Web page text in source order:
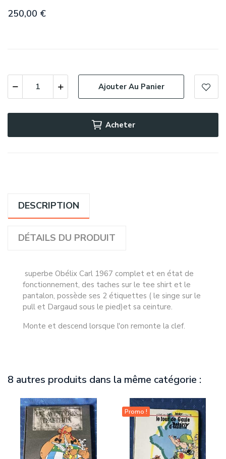
250,00 €
Ajouter Au Panier
Acheter
DESCRIPTION
DÉTAILS DU PRODUIT
superbe Obélix Carl 1967 complet et en état de
fonctionnement, des taches sur le tee shirt et le
pantalon, possède ses 2 étiquettes ( le singe sur le
pull et Dargaud sous le pied)et sa ceinture.
Monte et descend lorsque l'on remonte la clef.
8 autres produits dans la même catégorie :
Promo !